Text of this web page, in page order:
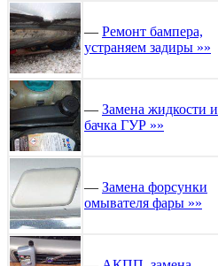
— Ремонт бампера,
устраняем задиры »»
— Замена жидкости и
бачка ГУР »»
— Замена форсунки
омывателя фары »»